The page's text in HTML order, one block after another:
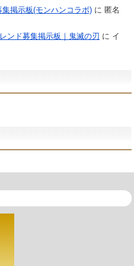
集掲示板(モンハンコラボ)に 匿名
ンド募集掲示板｜鬼滅の刃 に イ